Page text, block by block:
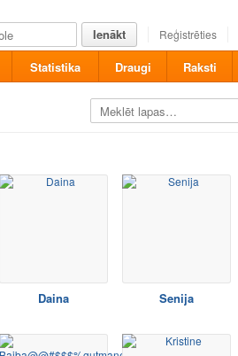
Ienākt Reģistrēties
Statistika Draugi Raksti
Daina Senija